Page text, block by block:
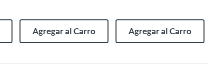
Agregar al Carro Agregar al Carro